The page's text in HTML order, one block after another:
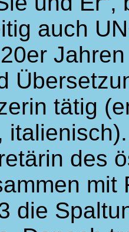
auch
tätig
des
mit
die